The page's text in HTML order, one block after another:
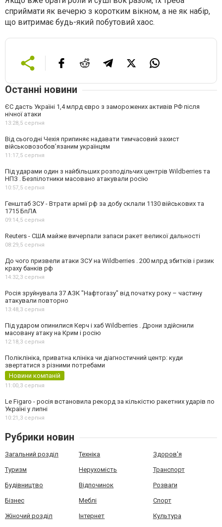
сприймати як вечерю з коротким вікном, а не як набір,
що витримає будь-який побутовий хаос.
Останні новини
ЄС дасть Україні 1,4 млрд євро з заморожених активів РФ після
нічної атаки
13:28,5 серпня
Від сьогодні Чехія припиняє надавати тимчасовий захист
військовозобов’язаним українцям
11:17,5 серпня
Під ударами один з найбільших розподільчих центрів Wildberries та
НПЗ . Безпілотники масовано атакували росію
10:57,5 серпня
Генштаб ЗСУ - Втрати армії рф за добу склали 1130 військових та
1715 БпЛА
09:14,5 серпня
Reuters - США майже вичерпали запаси ракет великої дальності
08:29,5 серпня
До чого призвели атаки ЗСУ на Wildberries . 200 млрд збитків і ризик
краху банків рф
14:32,3 серпня
Росія зруйнувала 37 АЗК "Нафтогазу" від початку року – частину
атакували повторно
13:48,3 серпня
Під ударом опинилися Керч і хаб Wildberries . Дрони здійснили
масовану атаку на Крим і росію
12:18,3 серпня
Поліклініка, приватна клініка чи діагностичний центр: куди
звертатися з різними потребами
Новини компаній
11:00,3 серпня
Le Figaro - росія встановила рекорд за кількістю ракетних ударів по
Україні у липні
10:21,3 серпня
Рубрики новин
Загальний розділ Техніка Здоров'я
Туризм Нерухомість Транспорт
Будівництво Відпочинок Розваги
Бізнес Меблі Спорт
Жіночий розділ Інтернет Культура